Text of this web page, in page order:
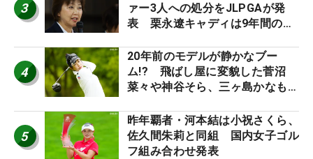
3
ァー3人への処分をJLPGAが発
表 栗永遼キャディは9年間の立
4
20年前のモデルが静かなブー
ム!? 飛ばし屋に変貌した菅沼
菜々や神谷そら、三ヶ島かなも使
ロたちの“飛ばしギア”】
5
昨年覇者・河本結は小祝さくら、
佐久間朱莉と同組 国内女子ゴル
フ組み合わせ発表